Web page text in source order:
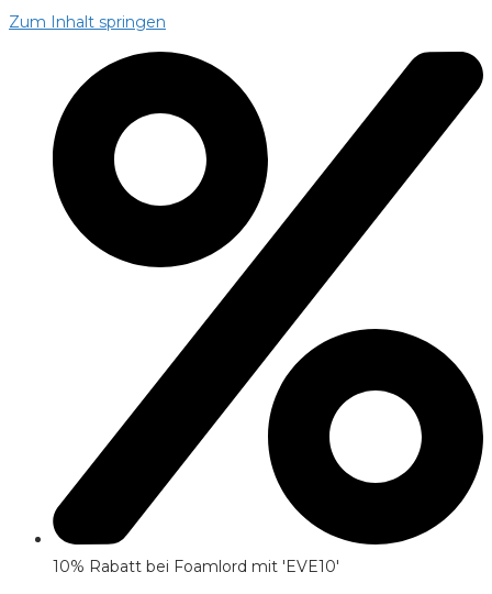
Zum Inhalt springen
10% Rabatt bei Foamlord mit 'EVE10'